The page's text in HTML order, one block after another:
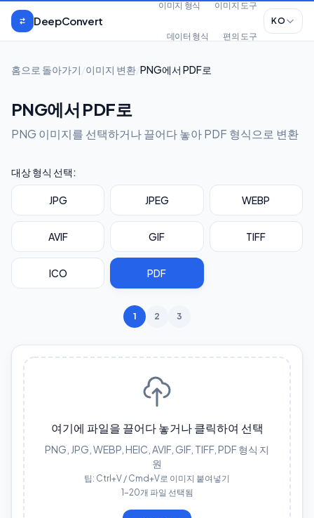
본문으로 건너뛰기
DeepConvert
이미지 형식 이미지 도구
데이터 형식 편의 도구
KO
홈으로 돌아가기 이미지 변환 PNG에서 PDF로
PNG에서 PDF로
PNG 이미지를 선택하거나 끌어다 놓아 PDF 형식으로 변환
대상 형식 선택:
JPG JPEG WEBP
AVIF GIF TIFF
ICO PDF
1 2 3
여기에 파일을 끌어다 놓거나 클릭하여 선택
PNG, JPG, WEBP, HEIC, AVIF, GIF, TIFF, PDF 형식 지
원
팁: Ctrl+V / Cmd+V로 이미지 붙여넣기
1–20개 파일 선택됨